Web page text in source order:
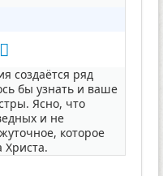
создаётся ряд
бы узнать и ваше
Ясно, что
и не
которое
Христа.